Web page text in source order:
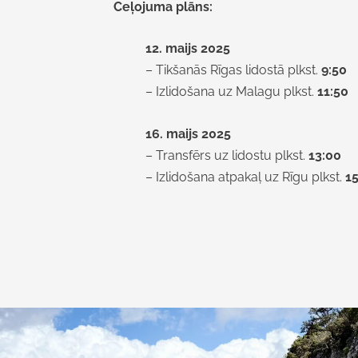
Ceļojuma plāns:
12. maijs 2025
– Tikšanās Rīgas lidostā plkst. 9:50
– Izlidošana uz Malagu plkst. 11:50
16. maijs 2025
– Transfērs uz lidostu plkst. 13:00
– Izlidošana atpakaļ uz Rīgu plkst.